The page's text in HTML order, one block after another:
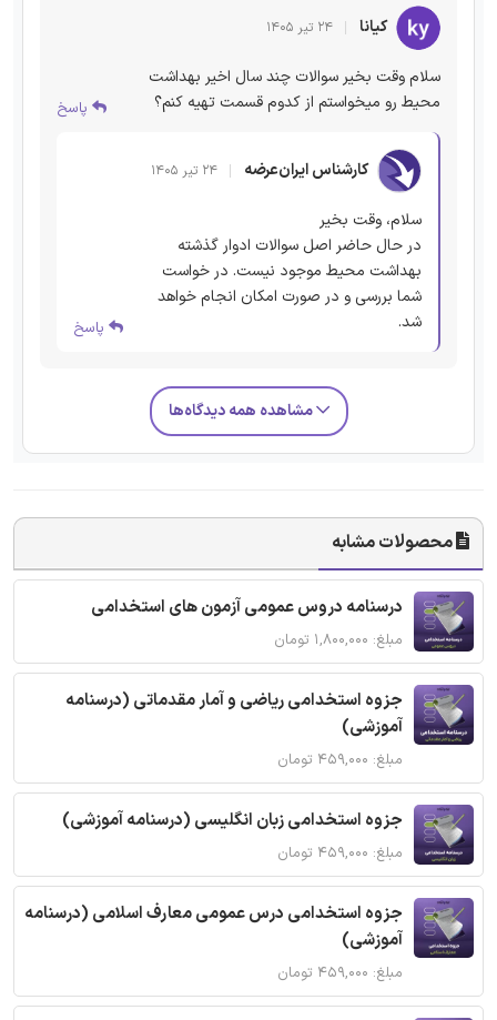
کیانا ۲۴ تیر ۱۴۰۵
سلام وقت بخیر سوالات چند سال اخیر بهداشت
محیط رو میخواستم از کدوم قسمت تهیه کنم؟
پاسخ
کارشناس ایران‌عرضه ۲۴ تیر ۱۴۰۵
سلام، وقت بخیر
در حال حاضر اصل سوالات ادوار گذشته
بهداشت محیط موجود نیست. در خواست
شما بررسی و در صورت امکان انجام خواهد
شد.
پاسخ
مشاهده همه دیدگاه‌ها
محصولات مشابه
درسنامه دروس عمومی آزمون های استخدامی
مبلغ: ۱,۸۰۰,۰۰۰ تومان
جزوه استخدامی ریاضی و آمار مقدماتی (درسنامه
آموزشی)
مبلغ: ۴۵۹,۰۰۰ تومان
جزوه استخدامی زبان انگلیسی (درسنامه آموزشی)
مبلغ: ۴۵۹,۰۰۰ تومان
جزوه استخدامی درس عمومی معارف اسلامی (درسنامه
آموزشی)
مبلغ: ۴۵۹,۰۰۰ تومان